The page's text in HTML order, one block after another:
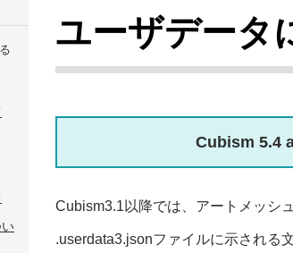
ユーザデータ
Cubism 5.4
Cubism3.1以降では、アートメッシ
.userdata3.jsonファイルに示される